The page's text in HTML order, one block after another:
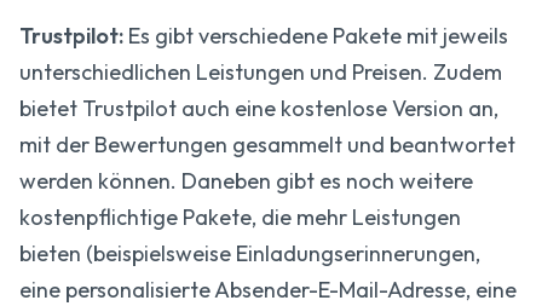
Trustpilot: Es gibt verschiedene Pakete mit jeweils
unterschiedlichen Leistungen und Preisen. Zudem
bietet Trustpilot auch eine kostenlose Version an,
mit der Bewertungen gesammelt und beantwortet
werden können. Daneben gibt es noch weitere
kostenpflichtige Pakete, die mehr Leistungen
bieten (beispielsweise Einladungserinnerungen,
eine personalisierte Absender-E-Mail-Adresse, eine